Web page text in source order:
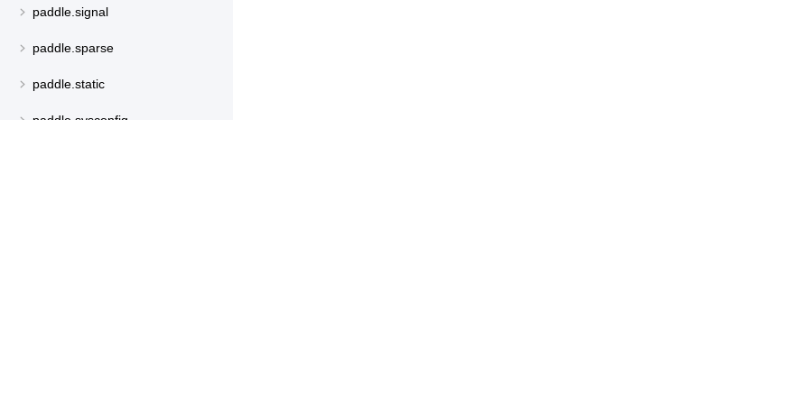
paddle.signal
paddle.sparse
paddle.static
paddle.sysconfig